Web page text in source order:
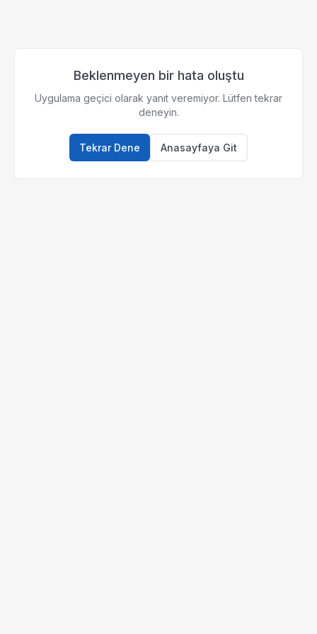
Beklenmeyen bir hata oluştu
Uygulama geçici olarak yanıt veremiyor. Lütfen tekrar
deneyin.
Tekrar Dene Anasayfaya Git